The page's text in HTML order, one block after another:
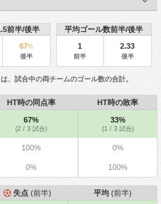
前半/後半
67%
後半
平均ゴール数前半/後半
1
前半
2.33
後半
、試合中の両チームのゴール数の合計。
HT時の同点率 HT時の敗率
67%
(2 / 3 試合)
33%
(1 / 3 試合)
100% 0%
0% 100%
失点 (前半) 平均(前半)